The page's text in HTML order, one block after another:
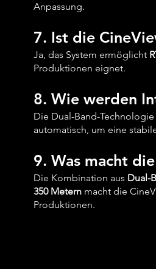
Anpassung.
7. Ist die
Ja, das System ermöglicht
Produktionen eignet.
8. Wie werden
Die Dual-Band-
automatisch, um eine
9. Was macht
Die Kombination aus Dual-
350 Metern macht die
Produktionen.